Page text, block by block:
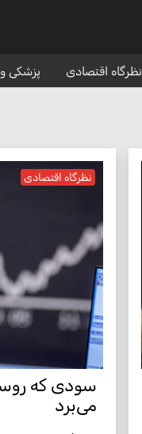
نظرگاه اقتصادی پزشکی
نظرگاه اقتصادی
سودی که
می‌برد